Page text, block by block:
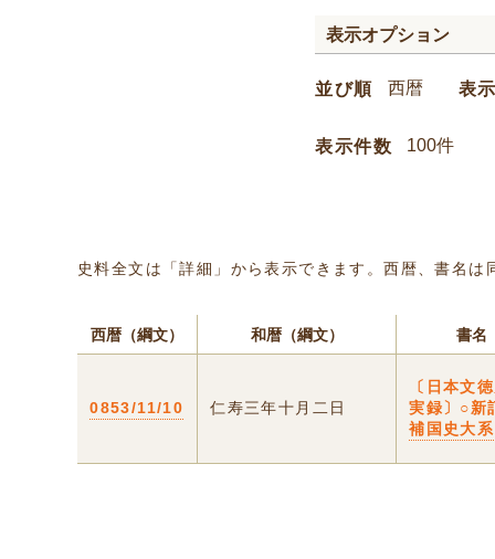
表示オプション
並び順 表
表示件数
史料全文は「詳細」から表示できます。西暦、書名
西暦（綱文） 和暦（綱文） 書名
0853/11/10 仁寿三年十月二日
〔日本文
実録〕○新
補国史大系